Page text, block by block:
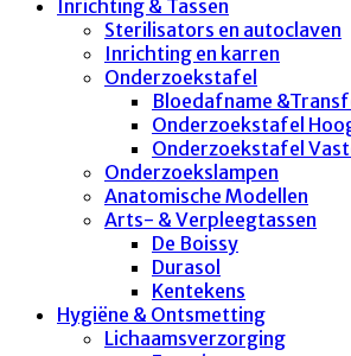
Inrichting & Tassen
Sterilisators en autoclaven
Inrichting en karren
Onderzoekstafel
Bloedafname
Onderzoekstafel
Onderzoekstafel
Onderzoekslampen
Anatomische Modellen
Arts- & Verpleegtassen
De Boissy
Durasol
Kentekens
Hygiëne & Ontsmetting
Lichaamsverzorging